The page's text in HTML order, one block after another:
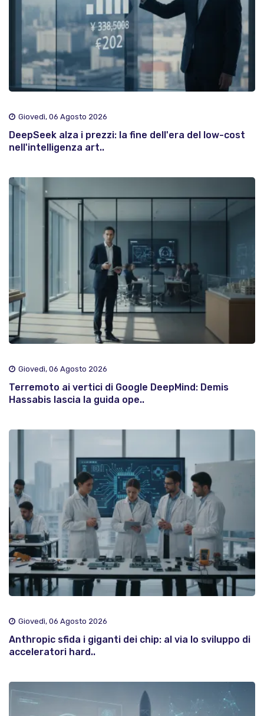
Giovedì, 06 Agosto 2026
DeepSeek alza i prezzi: la fine dell'era del low-cost
nell'intelligenza art..
Giovedì, 06 Agosto 2026
Terremoto ai vertici di Google DeepMind: Demis
Hassabis lascia la guida ope..
Giovedì, 06 Agosto 2026
Anthropic sfida i giganti dei chip: al via lo sviluppo di
acceleratori hard..